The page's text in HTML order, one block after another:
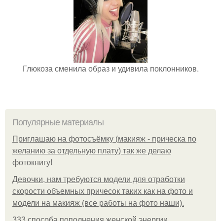
Глюкоза сменила образ и удивила поклонников.
Популярные материалы
Приглашаю на фотосъёмку (макияж - прическа по
желанию за отдельную плату) так же делаю
фотокнигу!
Девочки, нам требуются модели для отработки
скорости объемных причесок таких как на фото и
модели на макияж (все работы на фото наши).